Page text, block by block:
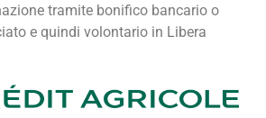
tramite bonifico bancario o
e quindi volontario in Libera